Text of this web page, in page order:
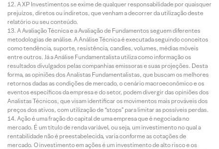
A XP Investimentos se exime de qualquer responsabilidade por quaisquer
prejuízos, diretos ou indiretos, que venham a decorrer da utilização deste
relatório ou seu conteúdo.
A Avaliação Técnica e a Avaliação de Fundamentos seguem diferentes
metodologias de análise. A Análise Técnica é executada seguindo conceitos
como tendência, suporte, resistência, candles, volumes, médias móveis
entre outros. Já a Análise Fundamentalista utiliza como informação os
resultados divulgados pelas companhias emissoras e suas projeções. Desta
forma, as opiniões dos Analistas Fundamentalistas, que buscam os melhores
retornos dadas as condições de mercado, o cenário macroeconômico e os
eventos específicos da empresa e do setor, podem divergir das opiniões dos
Analistas Técnicos, que visam identificar os movimentos mais prováveis dos
preços dos ativos, com utilização de “stops” para limitar as possíveis perdas.
Ação é uma fração do capital de uma empresa que é negociada no
mercado. É um título de renda variável, ou seja, um investimento no qual a
rentabilidade não é preestabelecida, varia conforme as cotações de
mercado. O investimento em ações é um investimento de alto risco e os